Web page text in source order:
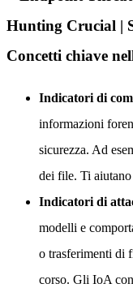
Concetti chiave
Indicatori di
informazioni
sicurezza. Ad
dei file. Ti aiutano
Indicatori di
modelli e
o trasferimenti di
corso. Gli IoA